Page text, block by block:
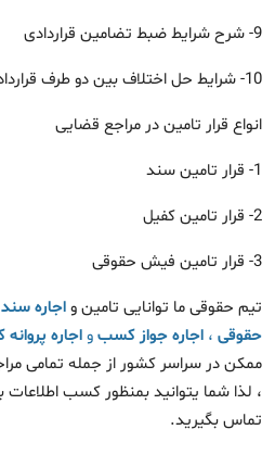
9- شرح شرایط ضبط تضامین قراردادی
10- شرایط حل اختلاف بین دو طرف قرارداد
انواع قرار تامین در مراجع قضایی
1- قرار تامین سند
2- قرار تامین کفیل
3- قرار تامین فیش حقوقی
تیم حقوقی ما توانایی تامین واجاره سند
حقوقی ، اجاره جواز کسبواجاره
ممکن در سراسر کشور از جمله تمامی
، لذا شما یتوانید بمنظور کسب
تماس بگیرید.